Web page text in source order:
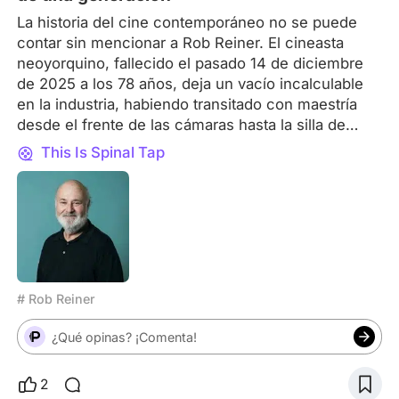
La historia del cine contemporáneo no se puede
contar sin mencionar a Rob Reiner. El cineasta
neoyorquino, fallecido el pasado 14 de diciembre
de 2025 a los 78 años, deja un vacío incalculable
en la industria, habiendo transitado con maestría
desde el frente de las cámaras hasta la silla de
dirección, donde firmó algunas de las obras más
queridas de la cultura pop. De la televisión al
estrellato Reiner irrumpió en el imaginario colectivo
en la década de los 70 gracias a su papel como
Michael "Meathead" Stivic en la serie All in the
Family. Su interpretación no sólo le valió dos
premios Emmy, sino que lo posicionó como una
voz crítica y progresista dentro de la comedia
estadounidense. Sin embargo, su verdadera
ambición siempre estuvo detrás de la lente. Una
racha de éxitos sin precedentes Lo que hace
versatilidad. Entre 1984 y 1992, encadenó una serie
This Is Spinal Tap
# Rob Reiner
¿Qué opinas? ¡Comenta!
2